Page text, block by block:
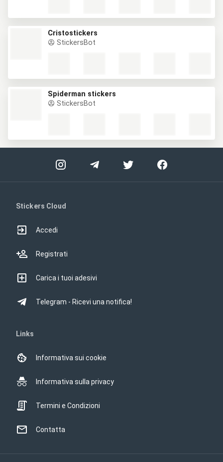
Cristostickers
StickersBot
Spiderman stickers
StickersBot
Stickers Cloud
Accedi
Registrati
Carica i tuoi adesivi
Telegram - Ricevi una notifica!
Links
Informativa sui cookie
Informativa sulla privacy
Termini e Condizioni
Contatta